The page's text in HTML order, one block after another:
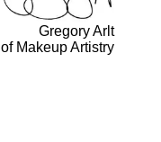
Gregory Arlt
Makeup Artistry